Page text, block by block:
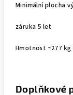
Minimální plocha
záruka 5 let
Hmotnost ~277 kg
Doplňkové